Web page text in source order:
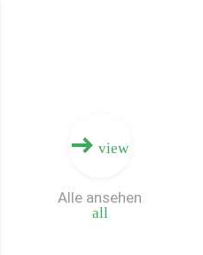
view
all
Alle ansehen